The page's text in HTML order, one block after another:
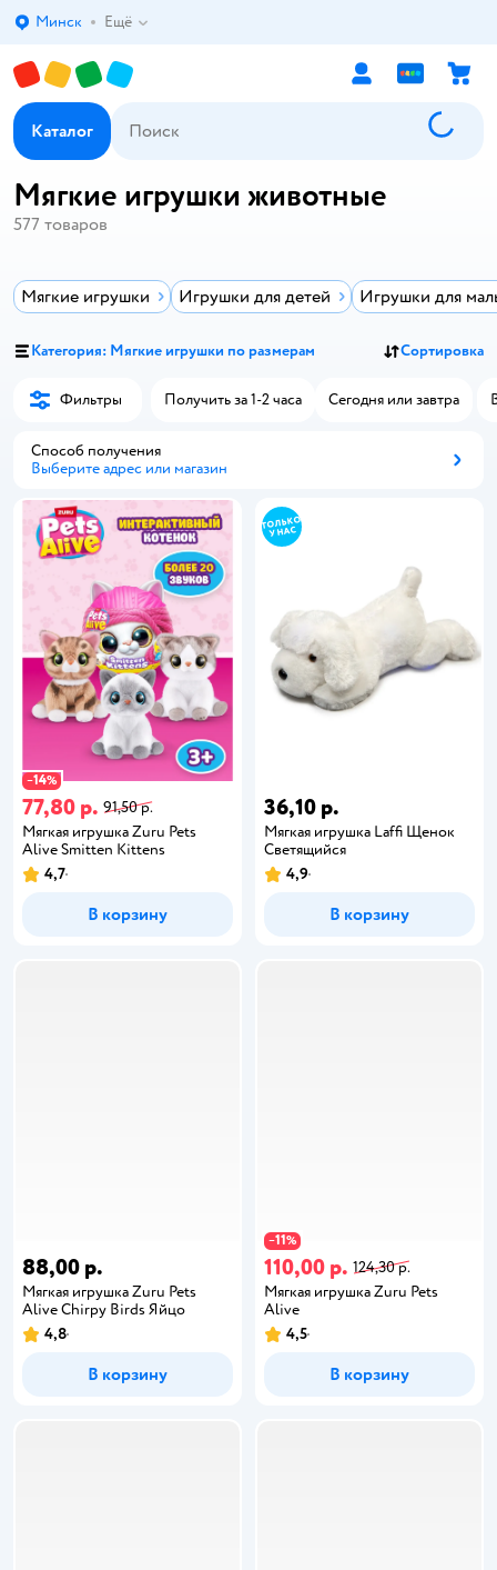
Выбор адреса доставки.
Минск Ещё
Каталог
Мягкие игрушки животные
577 товаров
Мягкие игрушки Игрушки для детей Игрушки для
Категория: Мягкие игрушки по размерам Сортировка
Фильтры Получить за 1-2 часа Сегодня или завтра
Способ получения
Выберите адрес или магазин
−14%
77,80 р. 91,50 р.
Мягкая игрушка Zuru Pets
Alive Smitten Kittens
4,7
В корзину
36,10 р.
Мягкая игрушка Laffi Щенок
Светящийся
4,9
В корзину
88,00 р.
Мягкая игрушка Zuru Pets
Alive Chirpy Birds Яйцо
4,8
В корзину
−11%
110,00 р. 124,30 р.
Мягкая игрушка Zuru Pets
Alive
4,5
В корзину